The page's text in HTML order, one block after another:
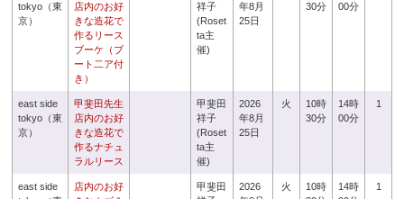
tokyo（東
京）
店内のお好
きな造花で
作るリース
ブーケ（ブ
ート二ア付
き）
祥子
(Roset
ta主
催)
年8月
25日
30分
00分
east side
tokyo（東
京）
甲斐田先生
店内のお好
きな造花で
作るナチュ
ラルリース
甲斐田
祥子
(Roset
ta主
催)
2026
年8月
25日
火
10時
30分
14時
00分
1
east side
店内のお好
甲斐田
2026
火
10時
14時
1